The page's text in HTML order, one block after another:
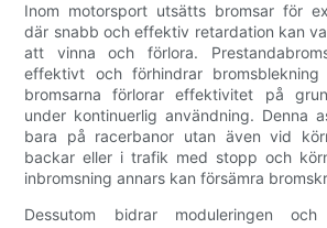
Inom motorsport utsätts bromsar för
där snabb och effektiv retardation kan
att vinna och förlora.
effektivt och förhindrar
bromsarna förlorar effektivitet på
under kontinuerlig användning. Denna
bara på racerbanor utan även vid
backar eller i trafik med stopp och
inbromsning annars kan försämra
Dessutom bidrar moduleringen